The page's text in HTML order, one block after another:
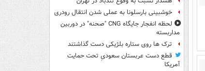
خوشبینی بارسلونا به عملی شدن انتقال رودری
لحظه انفجار جایگاه CNG "صحنه" در دوربین
مداربسته
ترک ها روی ستاره بلژیکی دست گذاشتند
قطع دست عربستان سعودیِ تحت حمایت
آمریکا